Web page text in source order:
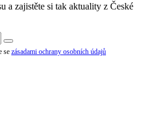
a zajistěte si tak aktuality z České
se zásadami ochrany osobních údajů